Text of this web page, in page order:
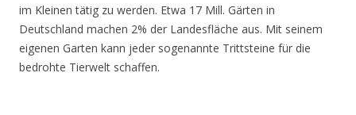
im Kleinen tätig zu werden. Etwa 17 Mill. Gärten in
Deutschland machen 2% der Landesfläche aus. Mit seinem
eigenen Garten kann jeder sogenannte Trittsteine für die
bedrohte Tierwelt schaffen.